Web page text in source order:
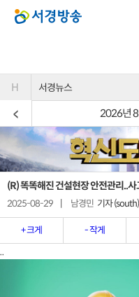
H 서경뉴스
2026년
(R) 똑똑해진 건설현장 안전관리..
2025-08-29 남경민 기자 (south)
+ 크게 - 작게
..